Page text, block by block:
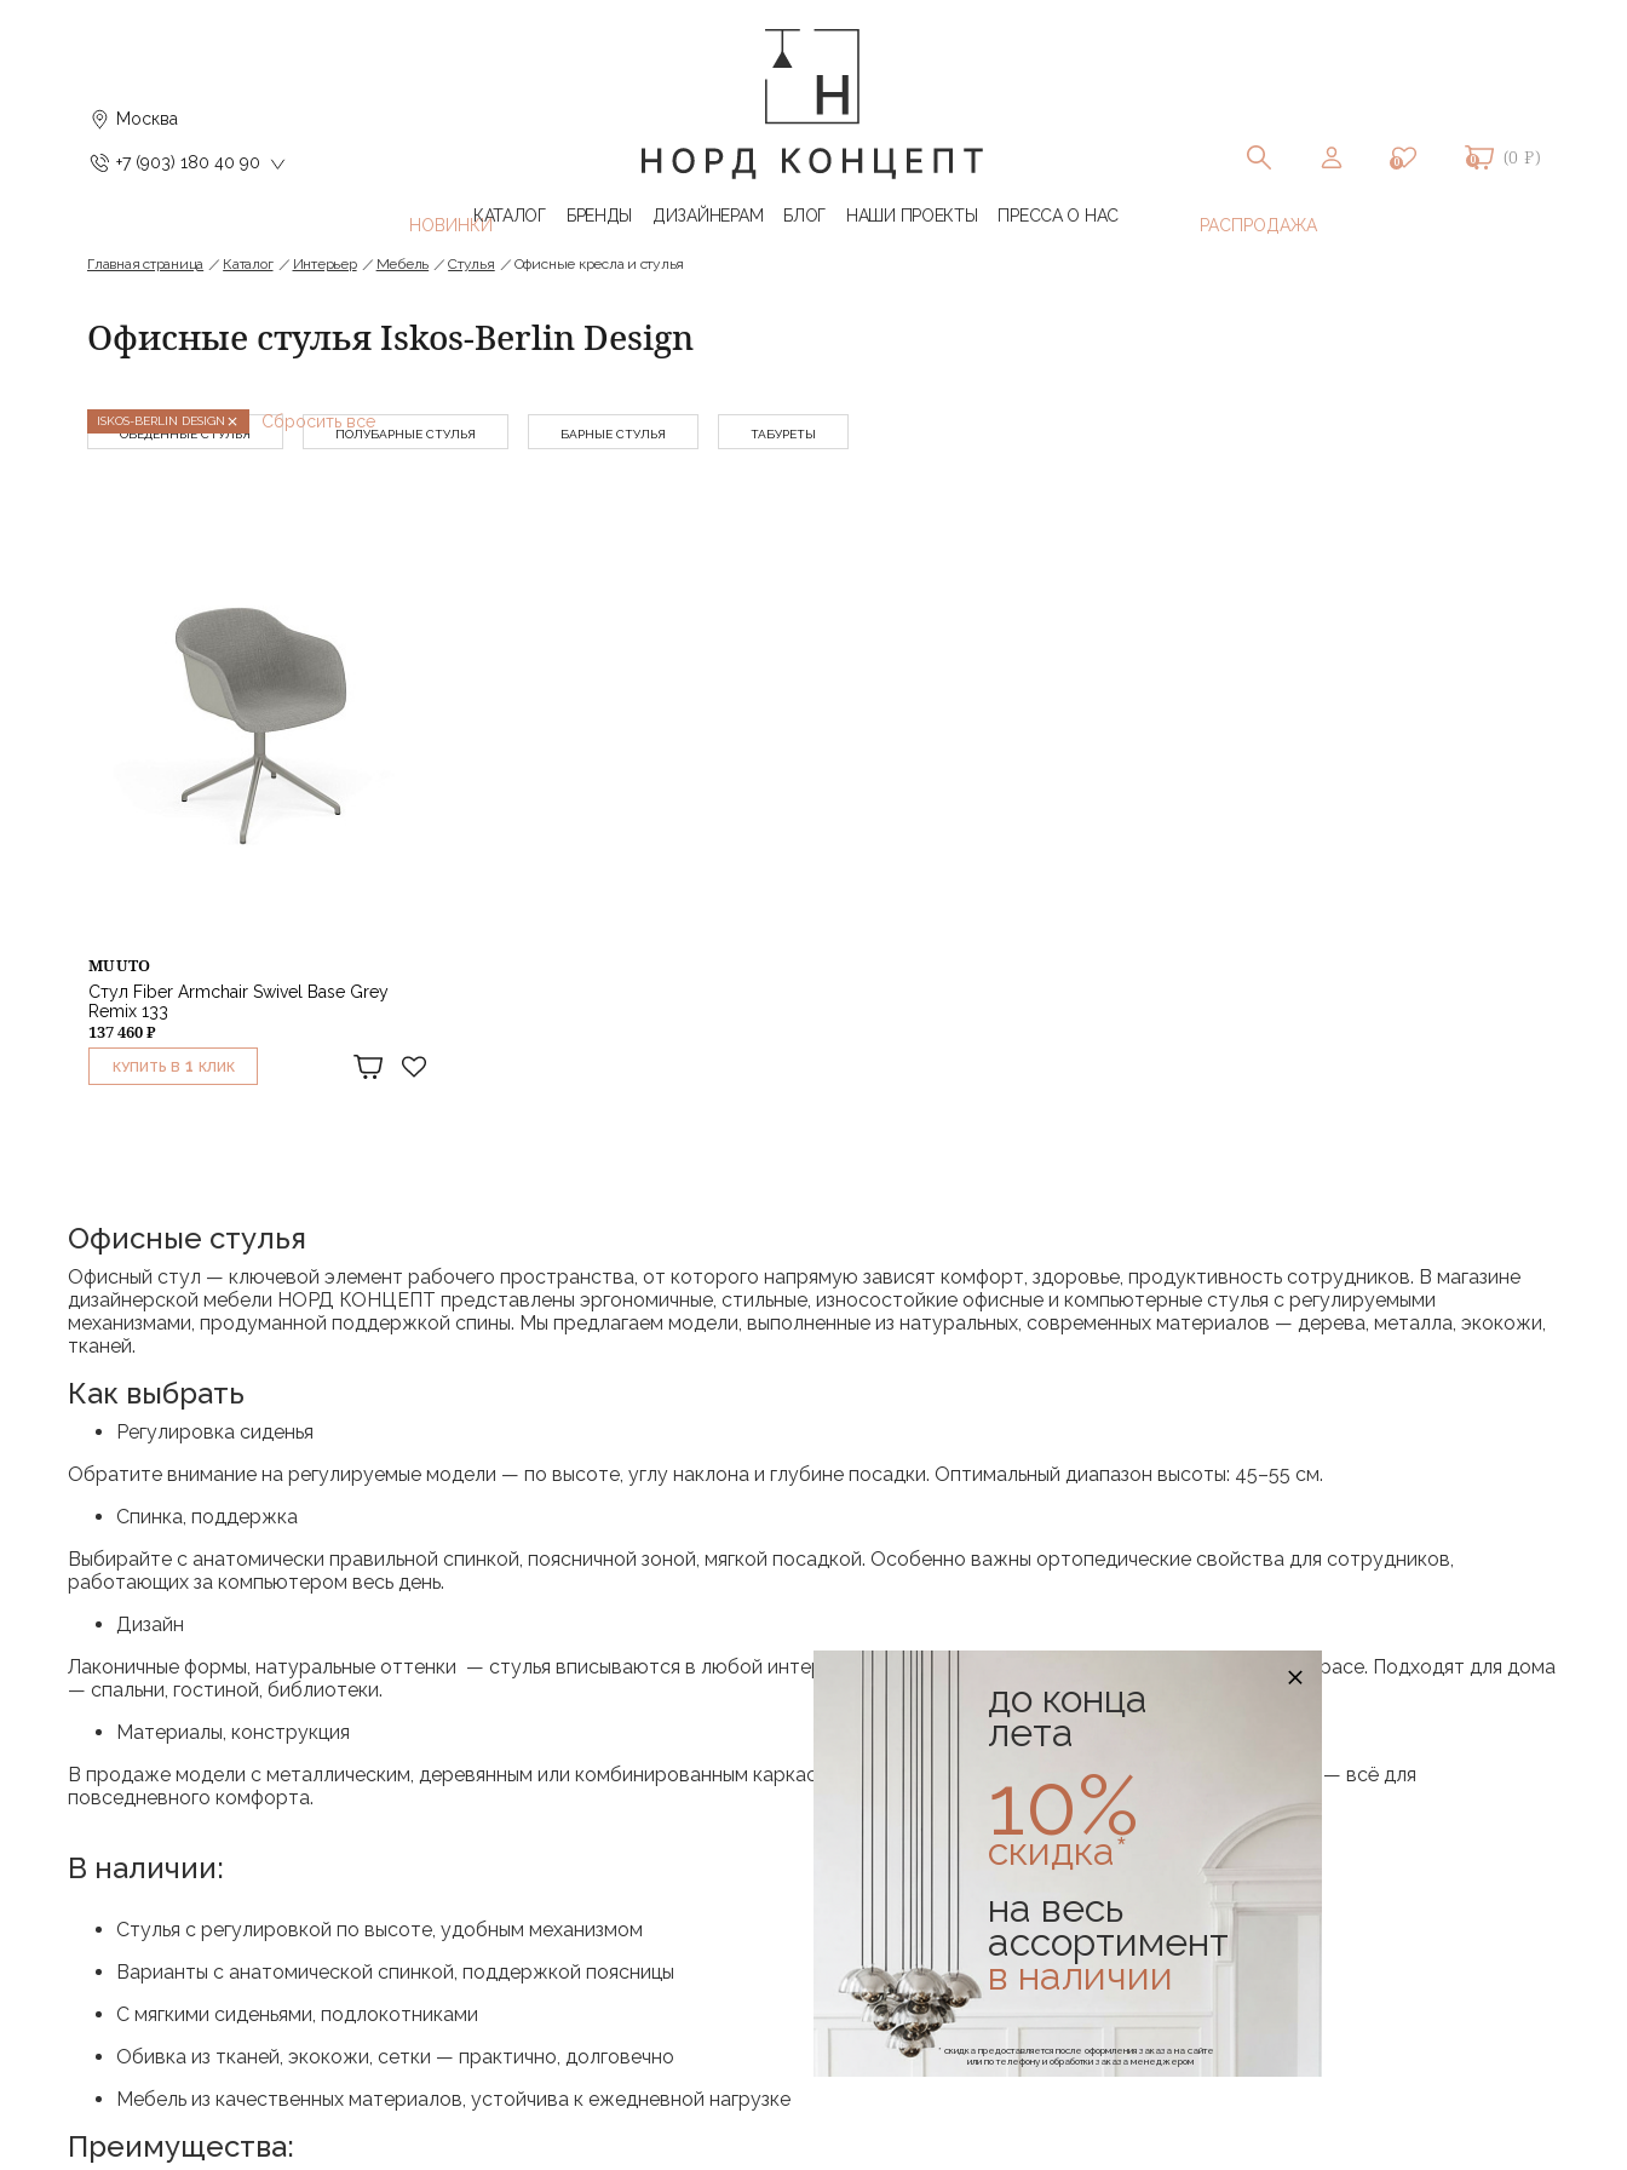
Москва
+7 (903) 180 40 90 0 0 (0 ₽)
КАТАЛОГ БРЕНДЫ ДИЗАЙНЕРАМ БЛОГ НАШИ ПРОЕКТЫ ПРЕССА О НАС
Главная страница Каталог Интерьер Мебель Стулья Офисные кресла и стулья
Офисные стулья Iskos-Berlin Design
ISKOS-BERLIN DESIGN Сбросить все
ОБЕДЕННЫЕ СТУЛЬЯ ПОЛУБАРНЫЕ СТУЛЬЯ БАРНЫЕ СТУЛЬЯ ТАБУРЕТЫ
MUUTO
Стул Fiber Armchair Swivel Base Grey
Remix 133
137 460 ₽
КУПИТЬ В 1 КЛИК
Офисные стулья
Офисный стул — ключевой элемент рабочего пространства, от которого напрямую зависят комфорт, здоровье, продуктивность сотрудников. В магазине
дизайнерской мебели НОРД КОНЦЕПТ представлены эргономичные, стильные, износостойкие офисные и компьютерные стулья с регулируемыми
механизмами, продуманной поддержкой спины. Мы предлагаем модели, выполненные из натуральных, современных материалов — дерева, металла, экокожи,
тканей.
Как выбрать
Регулировка сиденья
Обратите внимание на регулируемые модели — по высоте, углу наклона и глубине посадки. Оптимальный диапазон высоты: 45–55 см.
Спинка, поддержка
Выбирайте с анатомически правильной спинкой, поясничной зоной, мягкой посадкой. Особенно важны ортопедические свойства для сотрудников,
работающих за компьютером весь день.
Дизайн
Лаконичные формы, натуральные оттенки — стулья вписываются в любой интерьер офиса, будь то кабинет руководителя или open space. Подходят для дома
— спальни, гостиной, библиотеки.
Материалы, конструкция
В продаже модели с металлическим, деревянным или комбинированным каркасом. Подлокотники, мягкие сиденья, устойчивые опоры — всё для
повседневного комфорта.
В наличии:
Стулья с регулировкой по высоте, удобным механизмом
Варианты с анатомической спинкой, поддержкой поясницы
С мягкими сиденьями, подлокотниками
Обивка из тканей, экокожи, сетки — практично, долговечно
Мебель из качественных материалов, устойчива к ежедневной нагрузке
Преимущества:
до конца
лета
10%
скидка*
на весь
ассортимент
в наличии
* скидка предоставляется после оформления заказа на сайте
или по телефону и обработки заказа менеджером